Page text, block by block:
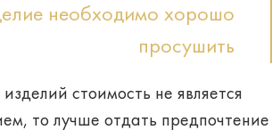
необходимо хорошо
просушить
стоимость не является
то лучше отдать предпочтение